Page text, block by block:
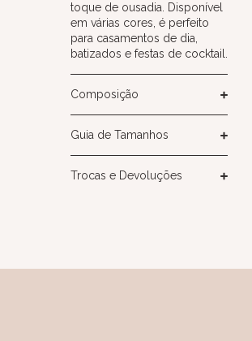
toque de ousadia. Disponível
em várias cores, é perfeito
para casamentos de dia,
batizados e festas de cocktail.
Composição
Guia de Tamanhos
Trocas e Devoluções